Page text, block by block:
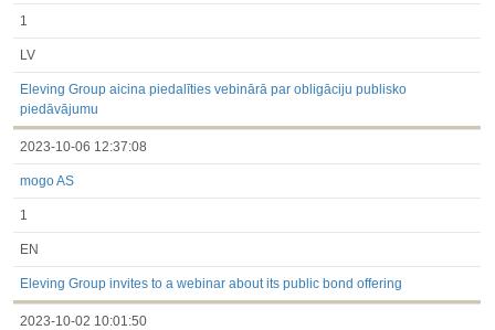
1
LV
Eleving Group aicina piedalīties vebinārā par obligāciju publisko
piedāvājumu
2023-10-06 12:37:08
mogo AS
1
EN
Eleving Group invites to a webinar about its public bond offering
2023-10-02 10:01:50